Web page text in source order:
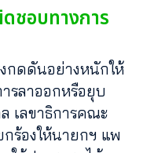
ชอบทางการ
กดดันอย่างหนักให้
รลาออกหรือยุบ
เลขาธิการคณะ
ร้องให้นายกฯ แพ